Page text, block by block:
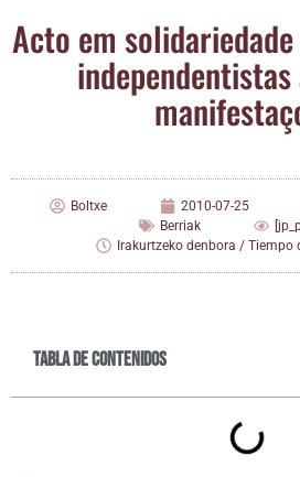
Acto em
inde­pen­den­tis­tas
Boltxe 2010-07-25
Berriak
Irakurtzeko denbora / Tiempo
Tabla de contenidos